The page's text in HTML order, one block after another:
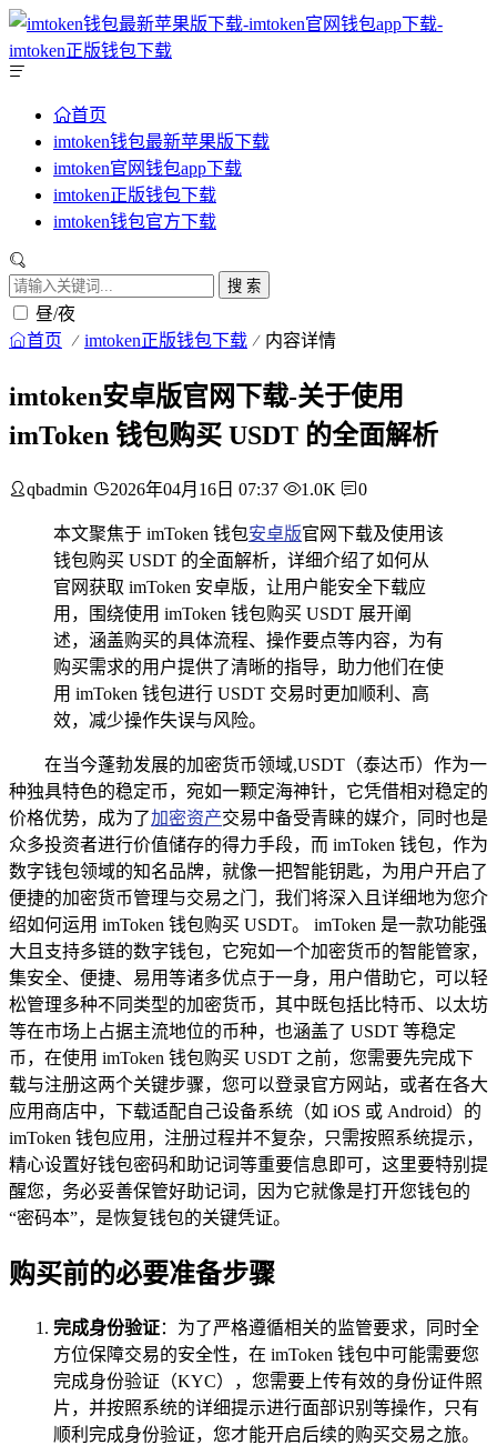
首页
imtoken钱包最新苹果版下载
imtoken官网钱包app下载
imtoken正版钱包下载
imtoken钱包官方下载
搜 索
昼/夜
首页 imtoken正版钱包下载 内容详情
imtoken安卓版官网下载-关于使用
imToken 钱包购买 USDT 的全面解析
qbadmin 2026年04月16日 07:37 1.0K 0
本文聚焦于 imToken 钱包安卓版官网下载及使用该
钱包购买 USDT 的全面解析，详细介绍了如何从
官网获取 imToken 安卓版，让用户能安全下载应
用，围绕使用 imToken 钱包购买 USDT 展开阐
述，涵盖购买的具体流程、操作要点等内容，为有
购买需求的用户提供了清晰的指导，助力他们在使
用 imToken 钱包进行 USDT 交易时更加顺利、高
效，减少操作失误与风险。
在当今蓬勃发展的加密货币领域,USDT（泰达币）作为一
种独具特色的稳定币，宛如一颗定海神针，它凭借相对稳定的
价格优势，成为了加密资产交易中备受青睐的媒介，同时也是
众多投资者进行价值储存的得力手段，而 imToken 钱包，作为
数字钱包领域的知名品牌，就像一把智能钥匙，为用户开启了
便捷的加密货币管理与交易之门，我们将深入且详细地为您介
绍如何运用 imToken 钱包购买 USDT。 imToken 是一款功能强
大且支持多链的数字钱包，它宛如一个加密货币的智能管家，
集安全、便捷、易用等诸多优点于一身，用户借助它，可以轻
松管理多种不同类型的加密货币，其中既包括比特币、以太坊
等在市场上占据主流地位的币种，也涵盖了 USDT 等稳定
币，在使用 imToken 钱包购买 USDT 之前，您需要先完成下
载与注册这两个关键步骤，您可以登录官方网站，或者在各大
应用商店中，下载适配自己设备系统（如 iOS 或 Android）的
imToken 钱包应用，注册过程并不复杂，只需按照系统提示，
精心设置好钱包密码和助记词等重要信息即可，这里要特别提
醒您，务必妥善保管好助记词，因为它就像是打开您钱包的
“密码本”，是恢复钱包的关键凭证。
购买前的必要准备步骤
完成身份验证：为了严格遵循相关的监管要求，同时全
方位保障交易的安全性，在 imToken 钱包中可能需要您
完成身份验证（KYC），您需要上传有效的身份证件照
片，并按照系统的详细提示进行面部识别等操作，只有
顺利完成身份验证，您才能开启后续的购买交易之旅。